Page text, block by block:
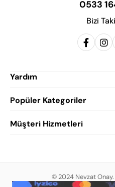
0533
Bizi
Yardım
Popüler Kategoriler
Erkek Klasik
Erkek
Müşteri Hizmetleri
Mesafeli
© 2024 Nevzat Onay.